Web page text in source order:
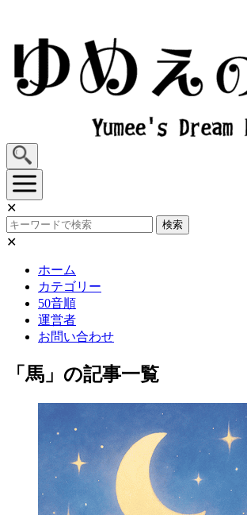
content
✕
検索
✕
ホーム
カテゴリー
50音順
運営者
お問い合わせ
「馬」の記事一覧